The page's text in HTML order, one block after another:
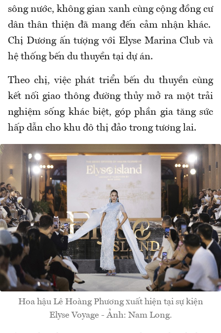
sông nước, không gian xanh cùng cộng đồng cư
dân thân thiện đã mang đến cảm nhận khác.
Chị Dương ấn tượng với Elyse Marina Club và
hệ thống bến du thuyền tại dự án.
Theo chị, việc phát triển bến du thuyền cùng
kết nối giao thông đường thủy mở ra một trải
nghiệm sống khác biệt, góp phần gia tăng sức
hấp dẫn cho khu đô thị đảo trong tương lai.
Hoa hậu Lê Hoàng Phương xuất hiện tại sự kiện
Elyse Voyage - Ảnh: Nam Long.